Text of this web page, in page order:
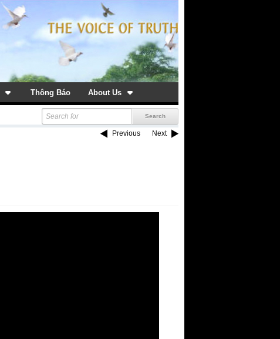
Thông Báo About Us
Previous Next